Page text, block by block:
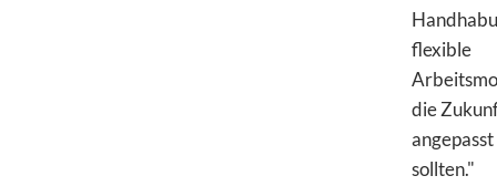
flexible
die
sollten."